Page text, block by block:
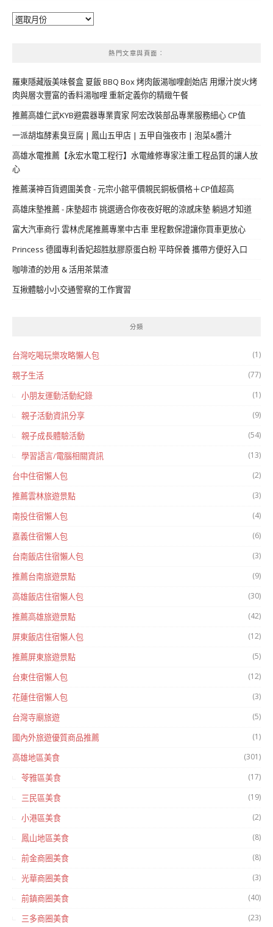
彙
熱門文章與頁面︰
羅東隱藏版美味餐盒 夏飯 BBQ Box 烤肉飯湯咖哩創始店 用爆汁炭火烤
肉與層次豐富的香料湯咖哩 重新定義你的精緻午餐
推薦高雄仁武KYB避震器專業賣家 阿宏改裝部品專業服務細心 CP值
一派胡塩酵素臭豆腐 | 鳳山五甲店 | 五甲自強夜市 | 泡菜&醬汁
高雄水電推薦【永宏水電工程行】水電維修專家注重工程品質的讓人放
心
推薦漢神百貨週圍美食 - 元宗小館平價親民銅板價格＋CP值超高
高雄床墊推薦 - 床墊超市 挑選適合你夜夜好眠的涼感床墊 躺過才知道
富大汽車商行 雲林虎尾推薦專業中古車 里程數保證讓你買車更放心
Princess 德國專利香妃超胜肽膠原蛋白粉 平時保養 攜帶方便好入口
咖啡渣的妙用 & 活用茶葉渣
互揪體驗小小交通警察的工作實習
分類
台灣吃喝玩樂攻略懶人包 (1)
親子生活 (77)
小朋友運動活動紀錄 (1)
親子活動資訊分享 (9)
親子成長體驗活動 (54)
學習語言/電腦相關資訊 (13)
台中住宿懶人包 (2)
推薦雲林旅遊景點 (3)
南投住宿懶人包 (4)
嘉義住宿懶人包 (6)
台南飯店住宿懶人包 (3)
推薦台南旅遊景點 (9)
高雄飯店住宿懶人包 (30)
推薦高雄旅遊景點 (42)
屏東飯店住宿懶人包 (12)
推薦屏東旅遊景點 (5)
台東住宿懶人包 (12)
花蓮住宿懶人包 (3)
台灣寺廟旅遊 (5)
國內外旅遊優質商品推薦 (1)
高雄地區美食 (301)
苓雅區美食 (17)
三民區美食 (19)
小港區美食 (2)
鳳山地區美食 (8)
前金商圈美食 (8)
光華商圈美食 (3)
前鎮商圈美食 (40)
三多商圈美食 (23)